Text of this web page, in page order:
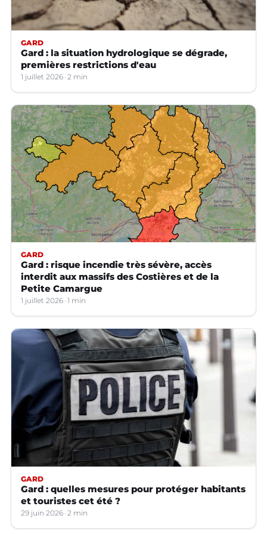
GARD
Gard : la situation hydrologique se dégrade,
premières restrictions d'eau
1 juillet 2026 2 min
GARD
Gard : risque incendie très sévère, accès
interdit aux massifs des Costières et de la
Petite Camargue
1 juillet 2026 1 min
GARD
Gard : quelles mesures pour protéger habitants
et touristes cet été ?
29 juin 2026 2 min